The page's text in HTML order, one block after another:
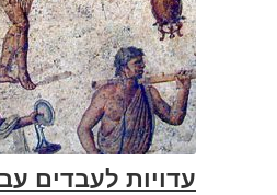
עדויות לעבדים